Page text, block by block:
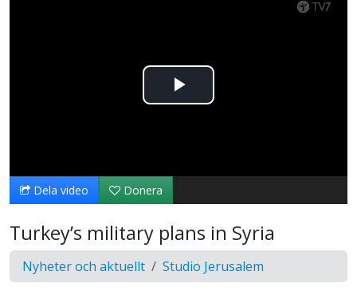
Spela
video
Dela video Donera
Turkey’s military plans in Syria
Nyheter och aktuellt Studio Jerusalem